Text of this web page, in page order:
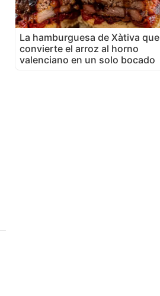
La hamburguesa de Xàtiva que
convierte el arroz al horno
valenciano en un solo bocado